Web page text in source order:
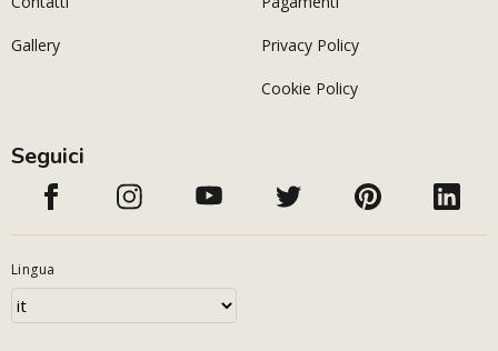
Gallery Privacy Policy
Cookie Policy
Seguici
Lingua